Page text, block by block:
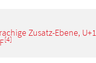
Zusatz-Ebene,
[4]